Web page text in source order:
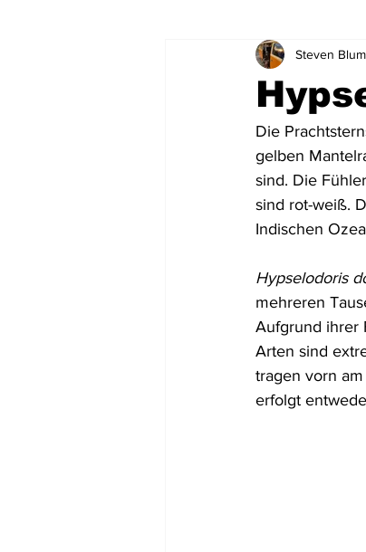
Tauchhistorie
Mittel- und Südamerika
Dominikanische
St. Lucia
Steven Blum
Die
gelben
sind. Die
sind rot-weiß.
Indischen
Hypselodoris
mehreren
Aufgrund ihrer
Arten sind
tragen vorn
erfolgt